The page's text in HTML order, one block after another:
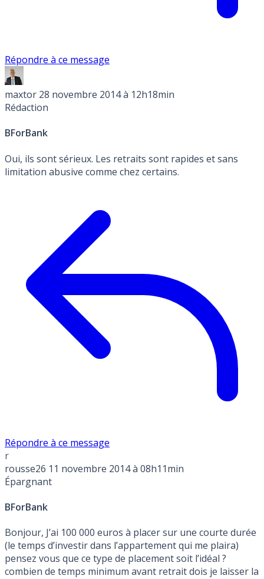
Répondre à ce message
maxtor 28 novembre 2014 à 12h18min
Rédaction
BForBank
Oui, ils sont sérieux. Les retraits sont rapides et sans
limitation abusive comme chez certains.
Répondre à ce message
r
rousse26 11 novembre 2014 à 08h11min
Épargnant
BForBank
Bonjour, J’ai 100 000 euros à placer sur une courte durée
(le temps d’investir dans l’appartement qui me plaira)
pensez vous que ce type de placement soit l’idéal ?
combien de temps minimum avant retrait dois je laisser la